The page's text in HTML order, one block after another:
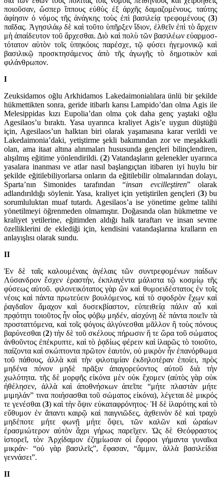
ποιοῦσαν, ὥσπερ ἵππους εὐθὺς ἐξ ἀρχῆς δαμαζομένους. ταύτης
ἀφίησιν ὁ νόμος τῆς ἀνάγκης τοὺς ἐπὶ βασιλείᾳ τρεφο­μένους (3)
παῖδας. Ἀγησιλάῳ δὲ καὶ τοῦτο ὑπῆρξεν ἴδιον, ἐλθεῖν ἐπὶ τὸ ἄρχειν
μὴ ἀπαίδευτον τοῦ ἄρχεσθαι. Διὸ καὶ πολὺ τῶν βασιλέων εὐαρμοσ­
τό­τατον αὑτὸν τοῖς ὑπηκόοις παρέσχε, τῷ φύσει ἡγεμονικῷ καὶ
βασι­λικῷ προσ­κτη­σάμενος ἀπὸ τῆς ἀγωγῆς τὸ δημο­τικὸν καὶ
φιλάνθρωπον.
I
Zeuksidamos oğlu Arkhidamos Lakedaimonialılara ünlü bir şekilde
hükmettikten sonra, geride itibarlı karısı Lampi­do’dan olma Agis ile
Melesippidas kızı Eupolia’dan olma çok daha genç yaştaki oğlu
Agesi­laos’u bıraktı. Yasa uyarınca kraliyet Agis’e uygun düştüğü
için, Agesilaos’un halktan biri olarak yaşamasına karar verildi ve
Lakedaimo­nia’daki, ye­tiş­tirme şekli bakımından zor ve meşak­katli
olan, ama itaat altına alınmaları hususunda gençleri bilinçlendi­ren,
alışılmış eğitime yönlendirildi. (2) Vatandaşla­rın ge­lenek­ler uyarınca
yasalara inanması ve at­lar nasıl başlangıçtan itiba­ren iyi huylu bir
şekilde eğitilebi­liyor­larsa onların da eğitilebilir olmala­rından dolayı,
Sparta’nın Simonides tara­fından “insan evcil­leş­tiren” ola­rak
adlandırıldığı söylenir. Yasa, kraliyet için ye­tiş­tirilen gençleri (3) bu
sorumlu­luktan muaf tutardı. Agesilaos’a ise yönetime gelme talihi
yönetilmeyi öğrenmeden olmamıştır. Doğasında olan hükmetme ve
kraliyet yetilerine, eğitimden aldığı halk taraftarı ve insan sevme
özelliklerini de eklediği için, kendisini vatan­daşlarına kralların en
anlayışlısı olarak sundu.
II
Ἐν δὲ ταῖς καλουμέναις ἀγέλαις τῶν συντρεφομένων παί­δων
Λύσαν­δρον ἔσχεν ἐραστήν, ἐκπλαγέντα μάλιστα τῷ κοσμίῳ τῆς
φύσεως αὐ­τοῦ. φιλο­νει­κότατος γὰρ ὢν καὶ θυ­μο­ειδέσ­τατος ἐν τοῖς
νέοις καὶ πάν­τα πρω­τεύειν βουλόμενος, καὶ τὸ σφοδρὸν ἔχων καὶ
ῥαγδαῖον ἄμα­χον καὶ δυσεκ­βίαστον, εὐπειθείᾳ πάλιν αὖ καὶ
πρᾳότητι τοι­οῦ­τος ἦν οἷος φό­βῳ μηδέν, αἰσχύνῃ δὲ πάντα ποιεῖν τὰ
προσταττό­με­να, καὶ τοῖς ψό­γοις ἀλγύνεσθαι μᾶλλον ἢ τοὺς πόνους
βαρύνεσθαι (2) τὴν δὲ τοῦ σκέ­λους πήρωσιν ἥ τε ὥρα τοῦ σώματος
ἀνθοῦντος ἐπ­έκρυπ­τε, καὶ τὸ ῥᾳδίως φέρειν καὶ ἱλαρῶς τὸ τοιοῦτο,
παίζοντα καὶ σκώπτοντα πρῶτον ἑαυτόν, οὐ μικρὸν ἦν ἐπαν­όρθωμα
τοῦ πάθους, ἀλλὰ καὶ τὴν φιλοτι­μίαν ἐκδηλοτέραν ἐποίει, πρὸς
μηδένα πόνον μηδὲ πρᾶξιν ἀπαγο­ρεύ­οντος αὐτοῦ διὰ τὴν
χωλότητα. τῆς δὲ μορφῆς εἰκόνα μὲν οὐκ ἔχομεν (αὐτὸς γὰρ οὐκ
ἠθέλησεν, ἀλλὰ καὶ ἀποθνήσκων ἀπεῖπε “μήτε πλασ­τὰν μήτε
μιμηλάν” τινα ποιήσασθαι τοῦ σώματος εἰκόνα), λέγεται δὲ μικρός
τε γενέσθαι (3) καὶ τὴν ὄψιν εὐκαταφρόνητος· Ἡ δὲ ἱλαρότης καὶ τὸ
εὔθυμον ἐν ἅπαντι καιρῷ καὶ παιγνιῶδες, ἀχθεινὸν δὲ καὶ τραχὺ
μηδέποτε μήτε φωνῇ μήτε ὄψει, τῶν καλῶν καὶ ὡραίων
ἐρασμιώτερον αὐτὸν ἄχρι γήρως παρεῖχεν. Ὡς δὲ Θεό­φρασ­τος
ἱστορεῖ, τὸν Ἀρχίδαμον ἐζημί­ωσαν οἱ ἔφοροι γήμαντα γυναῖ­κα
μικράν· “οὐ γὰρ βα­σιλεῖς”, ἔφασαν, “ἄμμιν, ἀλλὰ βασιλείδια
γεννάσει”.
II